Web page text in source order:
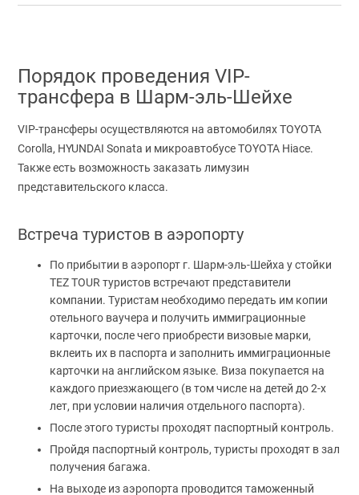
Порядок проведения VIP-
трансфера в Шарм-эль-Шейхе
VIP-трансферы осуществляются на автомобилях TOYOTA
Corolla, HYUNDAI Sonata и микроавтобусе TOYOTA Hiace.
Также есть возможность заказать лимузин
представительского класса.
Встреча туристов в аэропорту
По прибытии в аэропорт г. Шарм-эль-Шейха у стойки
TEZ TOUR туристов встречают представители
компании. Туристам необходимо передать им копии
отельного ваучера и получить иммиграционные
карточки, после чего приобрести визовые марки,
вклеить их в паспорта и заполнить иммиграционные
карточки на английском языке. Виза покупается на
каждого приезжающего (в том числе на детей до 2-х
лет, при условии наличия отдельного паспорта).
После этого туристы проходят паспортный контроль.
Пройдя паспортный контроль, туристы проходят в зал
получения багажа.
На выходе из аэропорта проводится таможенный